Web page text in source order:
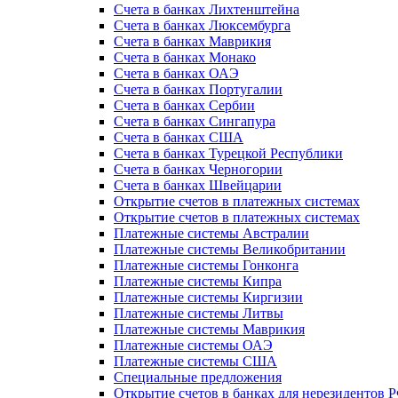
Счета в банках Лихтенштейна
Счета в банках Люксембурга
Счета в банках Маврикия
Счета в банках Монако
Счета в банках ОАЭ
Счета в банках Португалии
Счета в банках Сербии
Счета в банках Сингапура
Счета в банках США
Счета в банках Турецкой Республики
Счета в банках Черногории
Счета в банках Швейцарии
Открытие счетов в платежных системах
Открытие счетов в платежных системах
Платежные системы Австралии
Платежные системы Великобритании
Платежные системы Гонконга
Платежные системы Кипра
Платежные системы Киргизии
Платежные системы Литвы
Платежные системы Маврикия
Платежные системы ОАЭ
Платежные системы США
Специальные предложения
Открытие счетов в банках для нерезидентов